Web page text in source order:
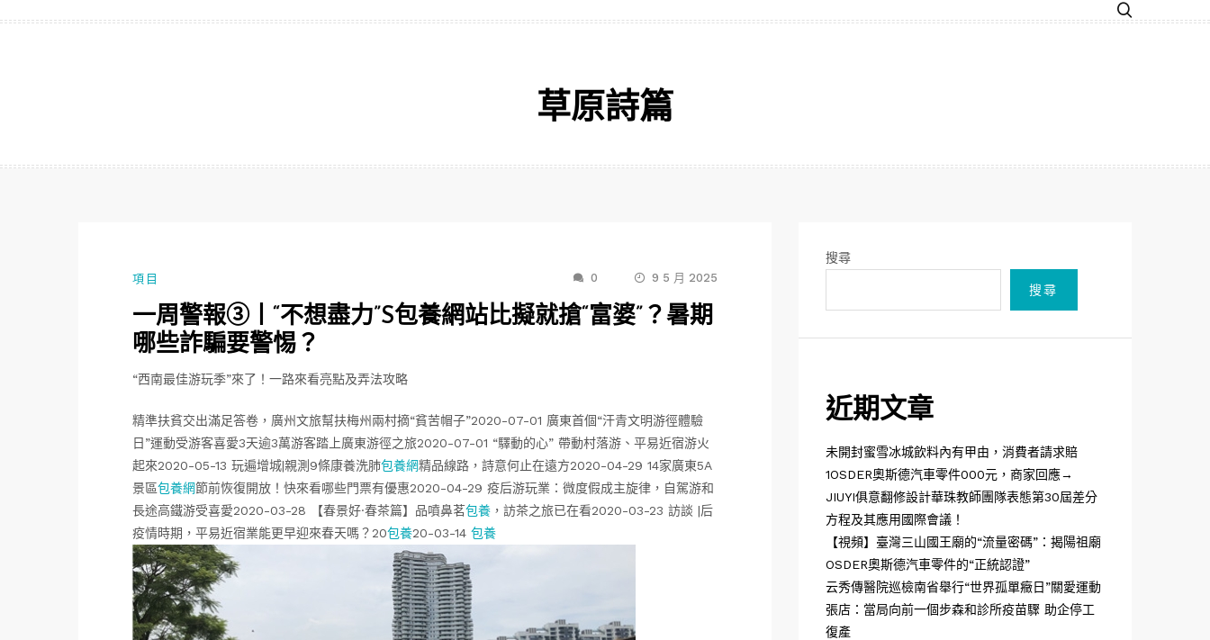
草原詩篇
項目 0 9 5 月 2025
一周警報③丨“不想盡力”S包養網站比擬就搶“富婆”？暑期
哪些詐騙要警惕？
“西南最佳游玩季”來了！一路來看亮點及弄法攻略
精準扶貧交出滿足答卷，廣州文旅幫扶梅州兩村摘“貧苦帽子”2020-07-01 廣東首個“汗青文明游徑體驗
日”運動受游客喜愛3天逾3萬游客踏上廣東游徑之旅2020-07-01 “驛動的心” 帶動村落游、平易近宿游火
起來2020-05-13 玩遍增城|親測9條康養洗肺包養網精品線路，詩意何止在遠方2020-04-29 14家廣東5A
景區包養網節前恢復開放！快來看哪些門票有優惠2020-04-29 疫后游玩業：微度假成主旋律，自駕游和
長途高鐵游受喜愛2020-03-28 【春景好·春茶篇】品噴鼻茗包養 ，訪茶之旅已在看2020-03-23 訪談 |后
疫情時期，平易近宿業能更早迎來春天嗎？20包養20-03-14 包養
搜尋
搜尋
近期文章
未開封蜜雪冰城飲料內有甲由，消費者請求賠
1OSDER奧斯德汽車零件000元，商家回應→
JIUYI俱意翻修設計華珠教師團隊表態第30屆差分
方程及其應用國際會議！
【視頻】臺灣三山國王廟的“流量密碼”：揭陽祖廟
OSDER奧斯德汽車零件的“正統認證”
云秀傳醫院巡檢南省舉行“世界孤單癥日”關愛運動
張店：當局向前一個步森和診所疫苗驟 助企停工
復產